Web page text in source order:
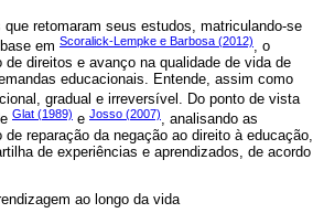
retomaram seus estudos, matriculando-se
em Scoralick-Lempke e Barbosa (2012)
, o
direitos e avanço na qualidade de vida de
educacionais. Entende, assim como
gradual e irreversível. Do ponto de vista
Glat (1989) e Josso (2007), analisando as
reparação da negação ao direito à educação,
de experiências e aprendizados, de acordo
ao longo da vida